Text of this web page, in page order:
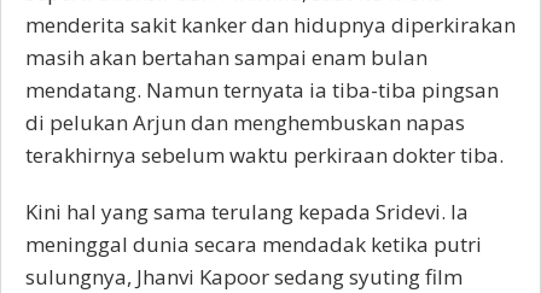
menderita sakit kanker dan hidupnya diperkirakan
masih akan bertahan sampai enam bulan
mendatang. Namun ternyata ia tiba-tiba pingsan
di pelukan Arjun dan menghembuskan napas
terakhirnya sebelum waktu perkiraan dokter tiba.
Kini hal yang sama terulang kepada Sridevi. Ia
meninggal dunia secara mendadak ketika putri
sulungnya, Jhanvi Kapoor sedang syuting film